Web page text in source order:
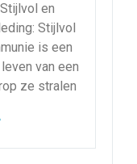
en
Stijlvol
is een
van een
ze stralen